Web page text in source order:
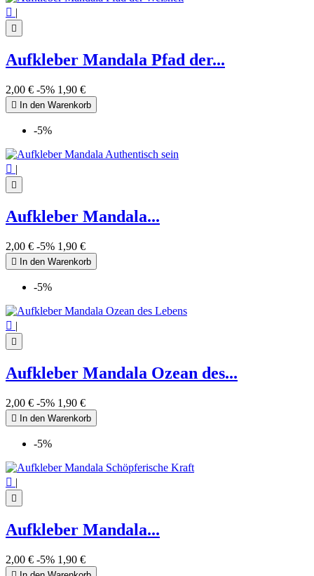
 |

Aufkleber Mandala Pfad der...
2,00 € -5% 1,90 €
 In den Warenkorb
-5%
 |

Aufkleber Mandala...
2,00 € -5% 1,90 €
 In den Warenkorb
-5%
 |

Aufkleber Mandala Ozean des...
2,00 € -5% 1,90 €
 In den Warenkorb
-5%
 |

Aufkleber Mandala...
2,00 € -5% 1,90 €